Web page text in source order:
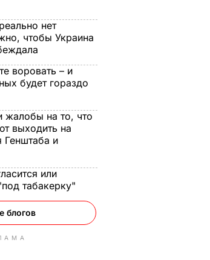
нет
чтобы Украина
воровать – и
будет гораздо
жалобы на то, что
выходить на
Генштаба и
или
табакерку"
блогов